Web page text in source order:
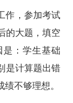
作，参加考试
的大题，填空
：学生基础
是计算题出错
不够理想。